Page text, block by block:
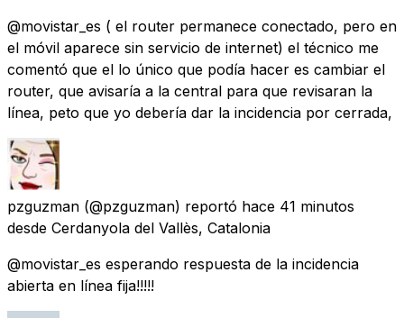
@movistar_es ( el router permanece conectado, pero en
el móvil aparece sin servicio de internet) el técnico me
comentó que el lo único que podía hacer es cambiar el
router, que avisaría a la central para que revisaran la
línea, peto que yo debería dar la incidencia por cerrada,
pzguzman (@pzguzman) reportó hace 41 minutos
desde Cerdanyola del Vallès, Catalonia
@movistar_es esperando respuesta de la incidencia
abierta en línea fija!!!!!